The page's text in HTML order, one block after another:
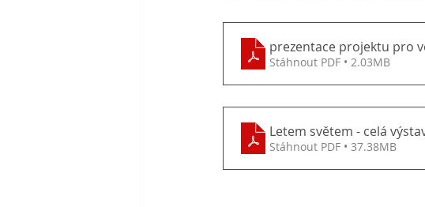
prezentace projektu pro
Stáhnout PDF • 2.03MB
Letem světem - celá
Stáhnout PDF • 37.38MB